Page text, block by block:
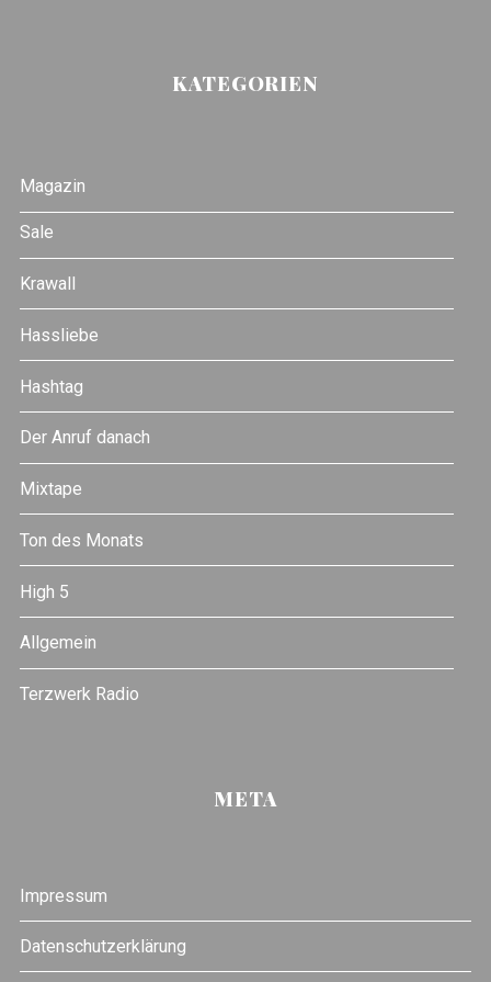
KATEGORIEN
Magazin
Sale
Krawall
Hassliebe
Hashtag
Der Anruf danach
Mixtape
Ton des Monats
High 5
Allgemein
Terzwerk Radio
META
Impressum
Datenschutzerklärung